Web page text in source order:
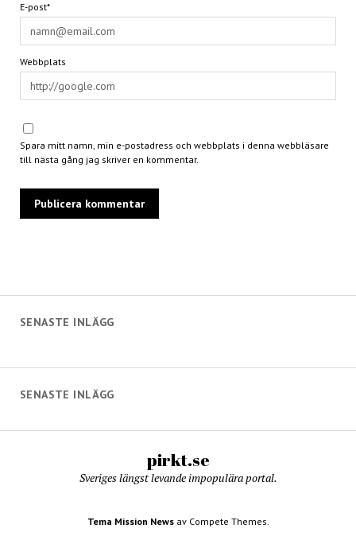
SENASTE INLÄGG
E-post*
Webbplats
Spara mitt namn, min e-postadress och webbplats i denna webbläsare
till nästa gång jag skriver en kommentar.
SENASTE INLÄGG
pirkt.se
Sveriges längst levande impopulära portal.
Tema Mission Newsav Compete Themes.